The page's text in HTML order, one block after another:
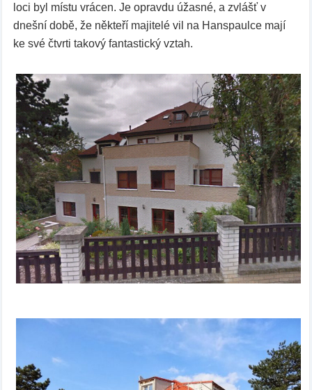
loci byl místu vrácen. Je opravdu úžasné, a zvlášť v
dnešní době, že někteří majitelé vil na Hanspaulce mají
ke své čtvrti takový fantastický vztah.